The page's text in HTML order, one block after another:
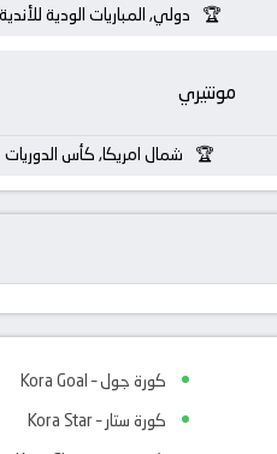
دولي, المباريات الودية للأندية
مونتيري
شمال امريكا, كأس الدوريات
كورة جول – Kora Goal
كورة ستار – Kora Star